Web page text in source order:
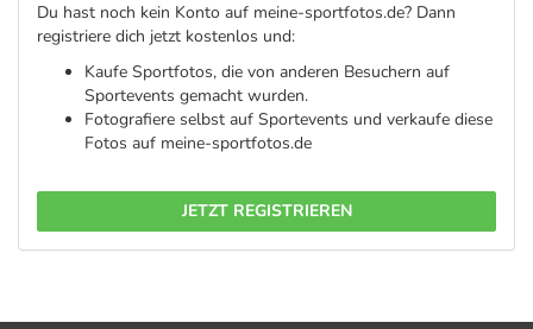
Du hast noch kein Konto auf meine-sportfotos.de? Dann
registriere dich jetzt kostenlos und:
Kaufe Sportfotos, die von anderen Besuchern auf
Sportevents gemacht wurden.
Fotografiere selbst auf Sportevents und verkaufe diese
Fotos auf meine-sportfotos.de
JETZT REGISTRIEREN